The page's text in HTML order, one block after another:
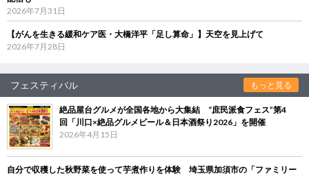
2026年7月31日
【がんを生きる緩和ケア医・大橋洋平「足し算命」】天空を見上げて
2026年7月28日
フェスティバル もっと見る
絶品屋台グルメが全国各地から大集結 “庶民派食フェス”第4
回「川口×絶品グルメビール＆日本酒祭り2026」を開催
2026年4月15日
自分で収穫した秋野菜を使って芋煮作りを体験 埼玉県加須市の「ファミリー